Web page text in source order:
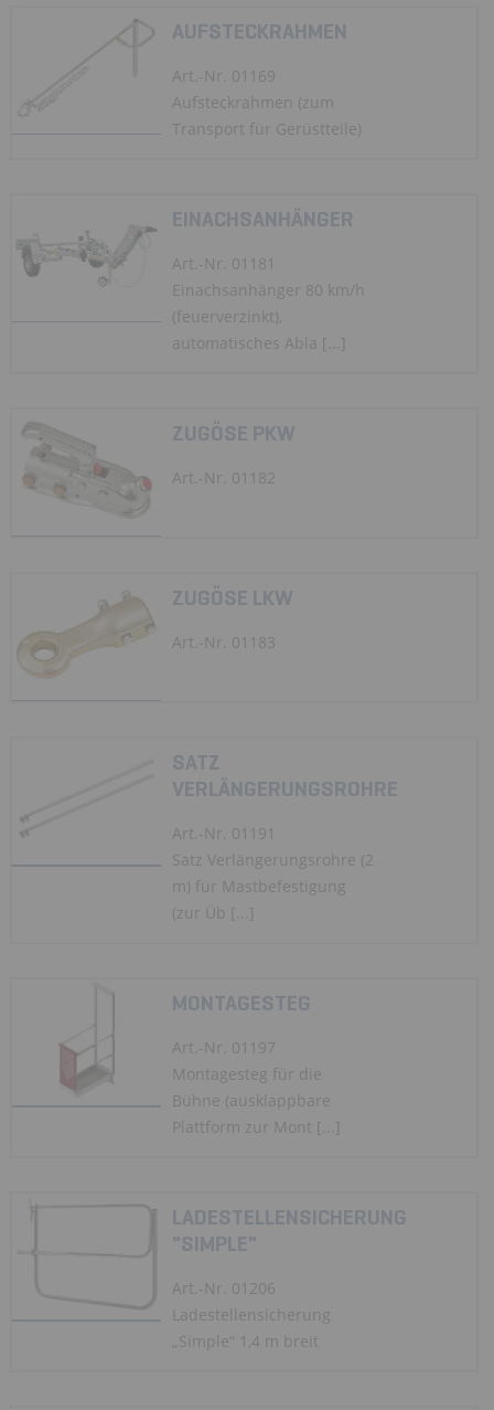
AUFSTECKRAHMEN
Art.-Nr. 01169
Aufsteckrahmen (zum
Transport für Gerüstteile)
EINACHSANHÄNGER
Art.-Nr. 01181
Einachsanhänger 80 km/h
(feuerverzinkt),
automatisches Abla [...]
ZUGÖSE PKW
Art.-Nr. 01182
ZUGÖSE LKW
Art.-Nr. 01183
SATZ
VERLÄNGERUNGSROHRE
Art.-Nr. 01191
Satz Verlängerungsrohre (2
m) für Mastbefestigung
(zur Üb [...]
MONTAGESTEG
Art.-Nr. 01197
Montagesteg für die
Bühne (ausklappbare
Plattform zur Mont [...]
LADESTELLENSICHERUNG
"SIMPLE"
Art.-Nr. 01206
Ladestellensicherung
„Simple“ 1,4 m breit